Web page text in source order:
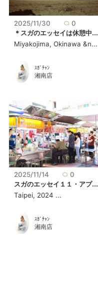
2025/11/30
0
＊スガのエッセイは休憩中...
Miyakojima, Okinawa &n...
ｽｶﾞﾁｬﾝ
湘南店
2025/11/14
0
スガのエッセイ１１・アプ...
Taipei, 2024 ...
ｽｶﾞﾁｬﾝ
湘南店